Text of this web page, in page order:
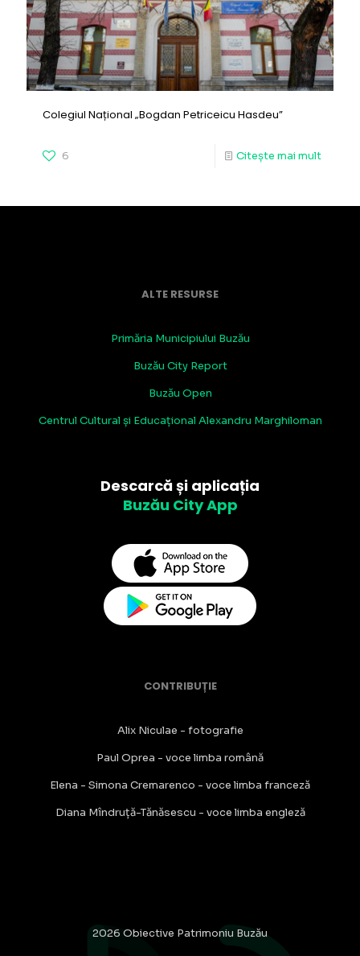
Colegiul Național „Bogdan Petriceicu Hasdeu”
6 Citește mai mult
ALTE RESURSE
Primăria Municipiului Buzău
Buzău City Report
Buzău Open
Centrul Cultural și Educațional Alexandru Marghiloman
Descarcă și aplicația
Buzău City App
CONTRIBUȚIE
Alix Niculae - fotografie
Paul Oprea - voce limba română
Elena - Simona Cremarenco - voce limba franceză
Diana Mîndruță-Tănăsescu - voce limba engleză
2026 Obiective Patrimoniu Buzău